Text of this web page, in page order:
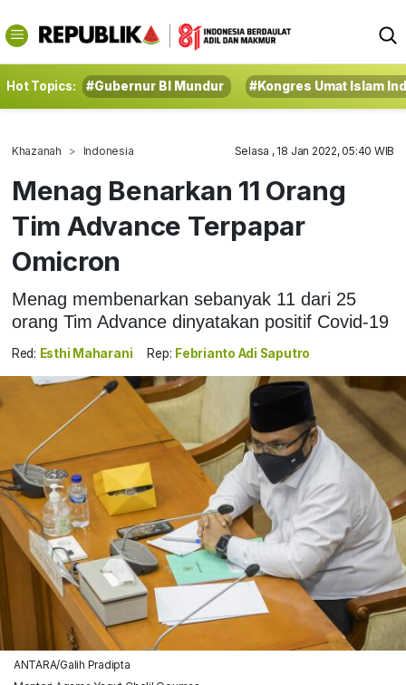
Hot Topics: #Gubernur BI Mundur #Kongres Umat Islam
Khazanah Indonesia Selasa , 18 Jan 2022, 05:40 WIB
Menag Benarkan 11 Orang
Tim Advance Terpapar
Omicron
Menag membenarkan sebanyak 11 dari 25
orang Tim Advance dinyatakan positif Covid-19
Red: Esthi Maharani Rep: Febrianto Adi Saputro
ANTARA/Galih Pradipta